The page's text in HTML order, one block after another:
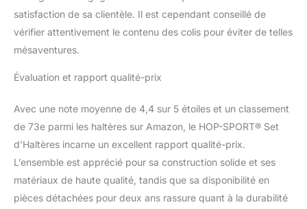
satisfaction de sa clientèle. Il est cependant conseillé de
vérifier attentivement le contenu des colis pour éviter de telles
mésaventures.
Évaluation et rapport qualité-prix
Avec une note moyenne de 4,4 sur 5 étoiles et un classement
de 73e parmi les haltères sur Amazon, le HOP-SPORT® Set
d’Haltères incarne un excellent rapport qualité-prix.
L’ensemble est apprécié pour sa construction solide et ses
matériaux de haute qualité, tandis que sa disponibilité en
pièces détachées pour deux ans rassure quant à la durabilité